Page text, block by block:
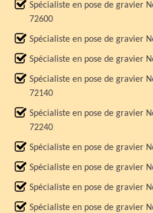
Spécialiste en pose de gravier
72600
Spécialiste en pose de gravier
Spécialiste en pose de gravier
Spécialiste en pose de gravier
72140
Spécialiste en pose de gravier
72240
Spécialiste en pose de gravier
Spécialiste en pose de gravier
Spécialiste en pose de gravier
Spécialiste en pose de gravier